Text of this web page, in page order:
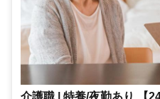
介護職 | 特養/夜勤あり 【